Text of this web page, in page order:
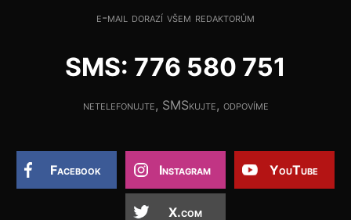
e-mail dorazí všem redaktorům
SMS: 776 580 751
netelefonujte, SMSkujte, odpovíme
Facebook Instagram YouTube
X.com